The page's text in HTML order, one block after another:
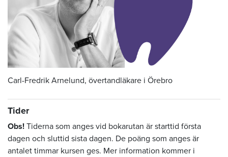
Carl-Fredrik Arnelund, övertandläkare i Örebro
Tider
Obs! Tiderna som anges vid bokarutan är starttid första
dagen och sluttid sista dagen. De poäng som anges är
antalet timmar kursen ges. Mer information kommer i